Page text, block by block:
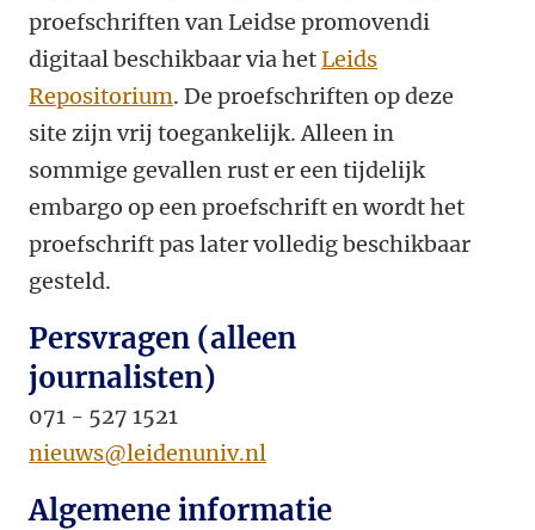
proefschriften van Leidse promovendi
digitaal beschikbaar via hetLeids
Repositorium. De proefschriften op deze
site zijn vrij toegankelijk. Alleen in
sommige gevallen rust er een tijdelijk
embargo op een proefschrift en wordt het
proefschrift pas later volledig beschikbaar
gesteld.
Persvragen (alleen
journalisten)
071 - 527 1521
nieuws@leidenuniv.nl
Algemene informatie